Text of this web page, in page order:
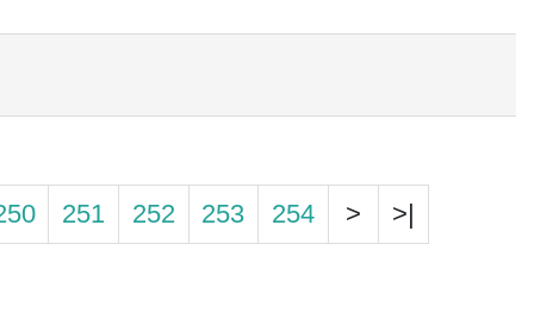
251 252 253 254 > >|